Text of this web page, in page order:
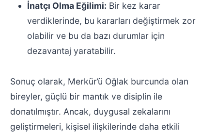
İnatçı Olma Eğilimi: Bir kez karar
verdiklerinde, bu kararları değiştirmek zor
olabilir ve bu da bazı durumlar için
dezavantaj yaratabilir.
Sonuç olarak, Merkür’ü Oğlak burcunda olan
bireyler, güçlü bir mantık ve disiplin ile
donatılmıştır. Ancak, duygusal zekalarını
geliştirmeleri, kişisel ilişkilerinde daha etkili